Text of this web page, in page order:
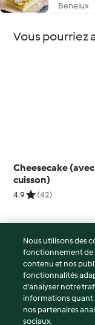
Benelux
Vous pourriez
Cheesecake (avec
cuisson)
4.9 (42)
© Copyright 2026
Conditions
Politique de
Non-responsabilité
Nous utilisons des
fonctionnement de
contenu et nos
fonctionnalités
d’analyser notre
informations quant
nos partenaires
sociaux.